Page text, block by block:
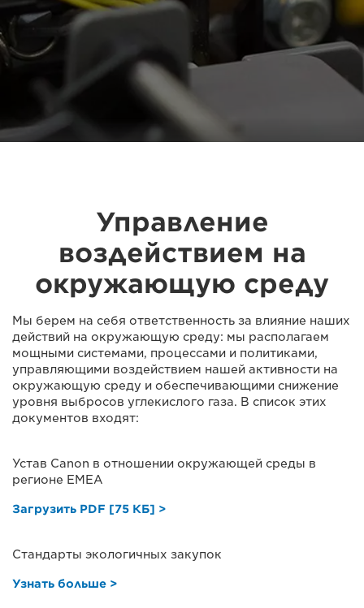
Управление
воздействием на
окружающую среду
Мы берем на себя ответственность за влияние наших
действий на окружающую среду: мы располагаем
мощными системами, процессами и политиками,
управляющими воздействием нашей активности на
окружающую среду и обеспечивающими снижение
уровня выбросов углекислого газа. В список этих
документов входят:
Устав Canon в отношении окружающей среды в
регионе EMEA
Загрузить PDF [75 КБ] >
Стандарты экологичных закупок
Узнать больше >